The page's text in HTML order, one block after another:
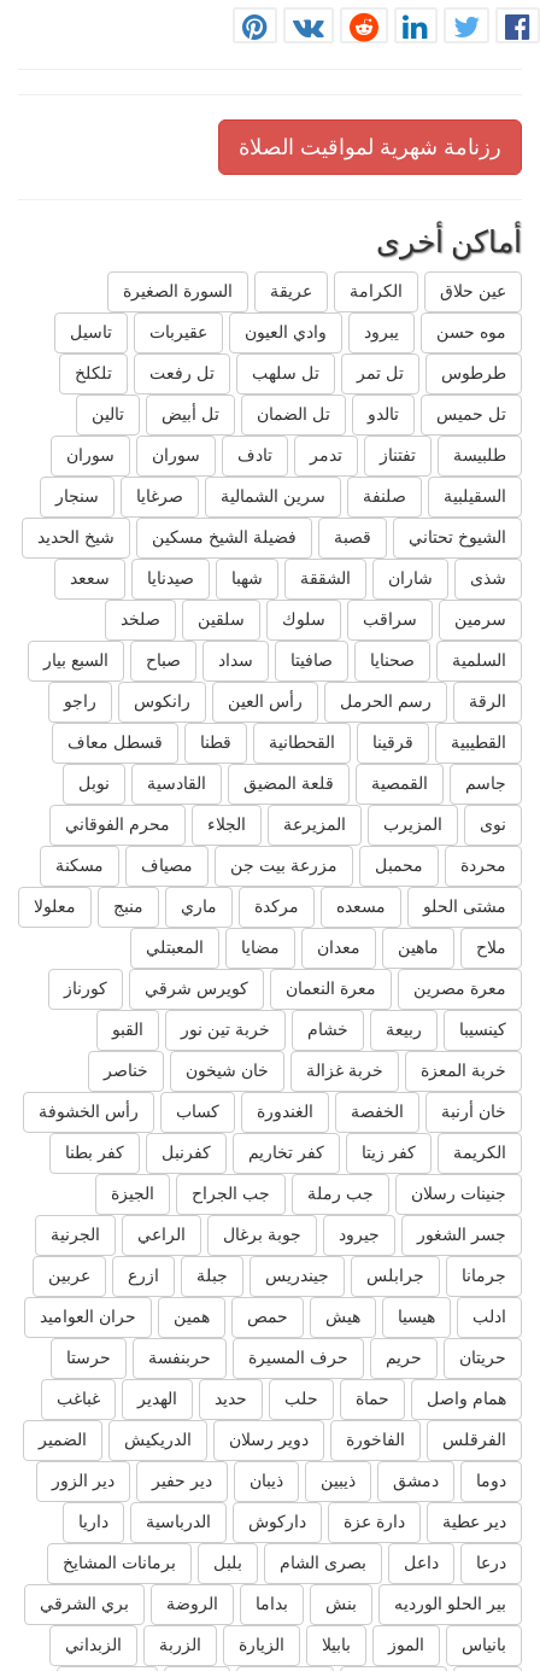
رزنامة شهرية لمواقيت الصلاة
أماكن أخرى
عين حلاق الكرامة عريقة السورة الصغيرة
موه حسن يبرود وادي العيون عقيربات تاسيل
طرطوس تل تمر تل سلهب تل رفعت تلكلخ
تل حميس تالدو تل الضمان تل أبيض تالين
طلبيسة تفتناز تدمر تادف سوران سوران
السقيلبية صلنفة سرين الشمالية صرغايا سنجار
الشيوخ تحتاني قصبة فضيلة الشيخ مسكين شيخ الحديد
شذى شاران الشققة شهبا صيدنايا سععد
سرمين سراقب سلوك سلقين صلخد
السلمية صحنايا صافيتا سداد صباح السبع بيار
الرقة رسم الحرمل رأس العين رانكوس راجو
القطيبية قرقينا القحطانية قطنا قسطل معاف
جاسم القمصية قلعة المضيق القادسية نوبل
نوى المزيرب المزيرعة الجلاء محرم الفوقاني
محردة محمبل مزرعة بيت جن مصياف مسكنة
مشتى الحلو مسعده مركدة ماري منبج معلولا
ملاح ماهين معدان مضايا المعبتلي
معرة مصرين معرة النعمان كويرس شرقي كورناز
كينسيبا ربيعة خشام خربة تين نور القبو
خربة المعزة خربة غزالة خان شيخون خناصر
خان أرنبة الخفصة الغندورة كساب رأس الخشوفة
الكريمة كفر زيتا كفر تخاريم كفرنبل كفر بطنا
جنينات رسلان جب رملة جب الجراح الجيزة
جسر الشغور جيرود جوبة برغال الراعي الجرنية
جرمانا جرابلس جيندريس جبلة ازرع عربين
ادلب هيسيا هيش حمص همين حران العواميد
حريتان حريم حرف المسيرة حربنفسة حرستا
همام واصل حماة حلب حديد الهدير غباغب
الفرقلس الفاخورة دوير رسلان الدريكيش الضمير
دوما دمشق ذيبين ذيبان دير حفير دير الزور
دير عطية دارة عزة داركوش الدرباسية داريا
درعا داعل بصرى الشام بلبل برمانات المشايخ
بير الحلو الورديه بنش بداما الروضة بري الشرقي
بانياس الموز بابيلا الزيارة الزربة الزبداني